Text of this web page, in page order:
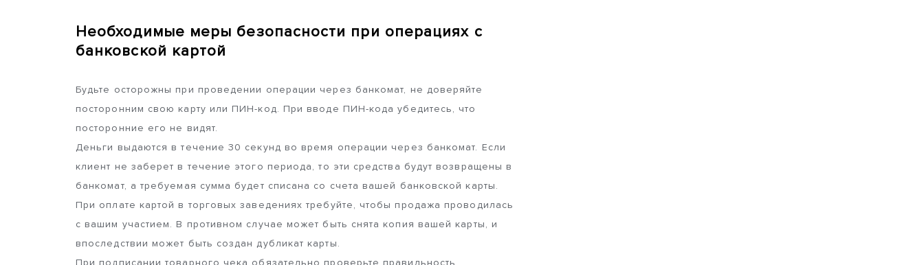
Необходимые меры безопасности при операциях с
банковской картой
Будьте осторожны при проведении операции через банкомат, не доверяйте
посторонним свою карту или ПИН-код. При вводе ПИН-кода убедитесь, что
посторонние его не видят.
Деньги выдаются в течение 30 секунд во время операции через банкомат. Если
клиент не заберет в течение этого периода, то эти средства будут возвращены в
банкомат, а требуемая сумма будет списана со счета вашей банковской карты.
При оплате картой в торговых заведениях требуйте, чтобы продажа проводилась
с вашим участием. В противном случае может быть снята копия вашей карты, и
впоследствии может быть создан дубликат карты.
При подписании товарного чека обязательно проверьте правильность